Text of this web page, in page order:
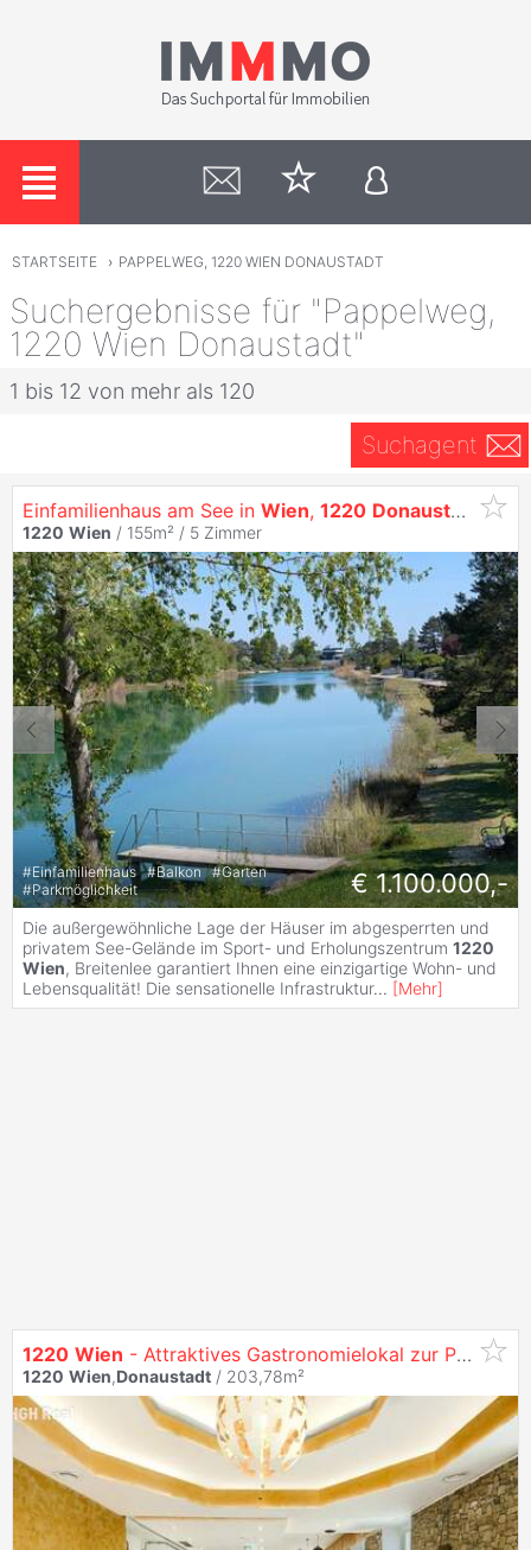
STARTSEITE › PAPPELWEG, 1220 WIEN DONAUSTADT
Suchergebnisse für "Pappelweg,
1220 Wien Donaustadt"
1 bis 12 von mehr als 120
Suchagent
Einfamilienhaus am See in Wien, 1220 Donaustadt
1220 Wien / 155m² / 5 Zimmer
#Einfamilienhaus #Balkon #Garten
#Parkmöglichkeit € 1.100.000,-
Die außergewöhnliche Lage der Häuser im abgesperrten und
privatem See-Gelände im Sport- und Erholungszentrum 1220
Wien, Breitenlee garantiert Ihnen eine einzigartige Wohn- und
Lebensqualität! Die sensationelle Infrastruktur... [Mehr]
1220 Wien - Attraktives Gastronomielokal zur Pacht in belebter Straße der
1220 Wien,Donaustadt / 203,78m²